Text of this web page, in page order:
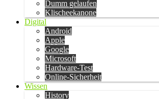
Dumm gelaufen
Klischeekanone
Digital
Android
Apple
Google
Microsoft
Hardware-Test
Online-Sicherheit
Wissen
History